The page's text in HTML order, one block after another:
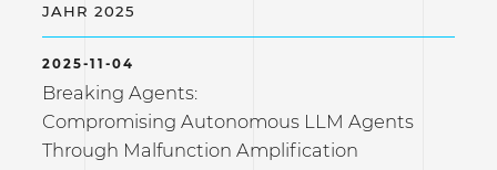
JAHR 2025
2025-11-04
Breaking Agents:
Compromising Autonomous LLM Agents
Through Malfunction Amplification